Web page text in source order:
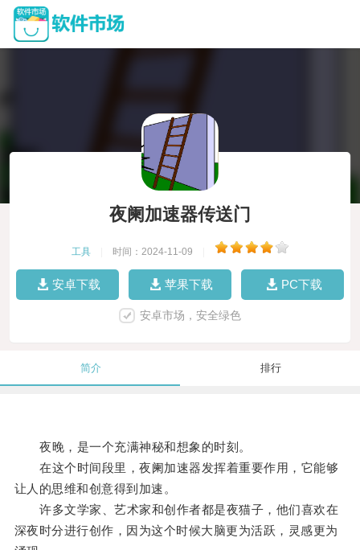
夜阑加速器传送门
工具 时间：2024-11-09
安卓下载 苹果下载 PC下载
安卓市场，安全绿色
简介 排行
夜晚，是一个充满神秘和想象的时刻。
在这个时间段里，夜阑加速器发挥着重要作用，它能够
让人的思维和创意得到加速。
许多文学家、艺术家和创作者都是夜猫子，他们喜欢在
深夜时分进行创作，因为这个时候大脑更为活跃，灵感更为